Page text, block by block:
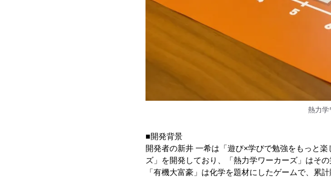
熱力学
■開発背景
開発者の新井 一希は「遊び×学びで勉強をもっと
ズ」を開発しており、「熱力学ワーカーズ」はそ
「有機大富豪」は化学を題材にしたゲームで、累